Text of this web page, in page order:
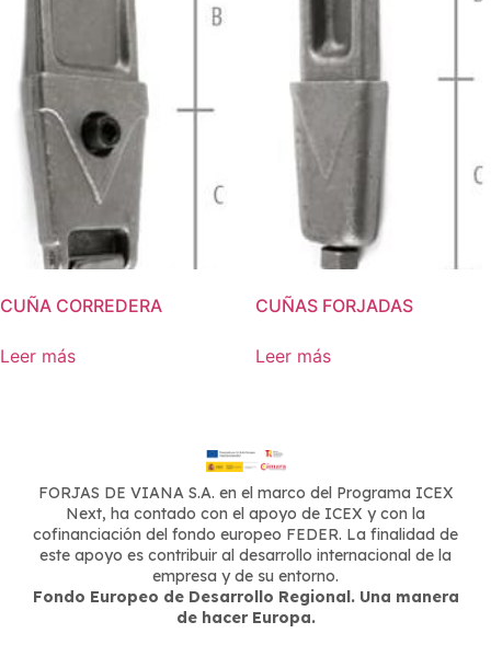
CUÑA CORREDERA
Leer más
CUÑAS FORJADAS
Leer más
FORJAS DE VIANA S.A. en el marco del Programa ICEX
Next, ha contado con el apoyo de ICEX y con la
cofinanciación del fondo europeo FEDER. La finalidad de
este apoyo es contribuir al desarrollo internacional de la
empresa y de su entorno.
Fondo Europeo de Desarrollo Regional. Una manera
de hacer Europa.